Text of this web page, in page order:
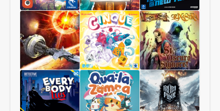
Robinson
Crusoe
Collector
Edition
Viking
Raiders
1997:
Fuga
da
New
York
Starship
Interstellar
Cinque
Sì,
Oscuro
Signore